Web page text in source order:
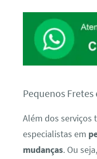
Pequenos Fretes
Além dos serviços
especialistas em
mudanças. Ou